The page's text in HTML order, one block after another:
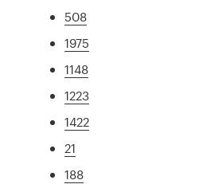
508
1975
1148
1223
1422
21
188